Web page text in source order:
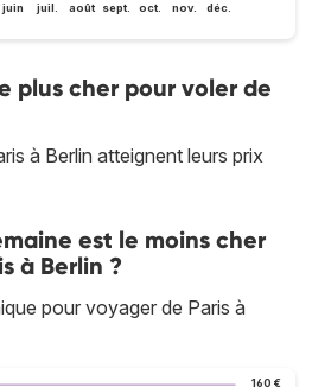
juin juil. août sept. oct. nov. déc.
plus cher pour voler de
à Berlin atteignent leurs prix
est le moins cher
à Berlin ?
pour voyager de Paris à
160 €